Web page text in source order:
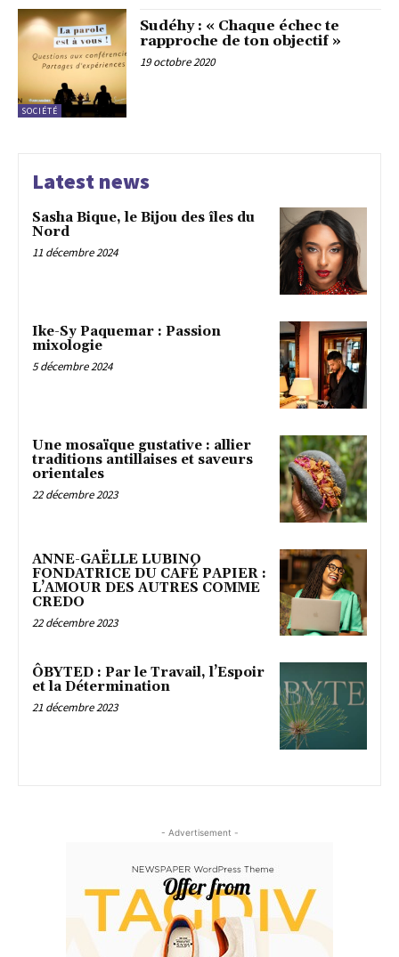
SOCIÉTÉ
Sudéhy : « Chaque échec te
rapproche de ton objectif »
19 octobre 2020
Latest news
Sasha Bique, le Bijou des îles du
Nord
11 décembre 2024
Ike-Sy Paquemar : Passion
mixologie
5 décembre 2024
Une mosaïque gustative : allier
traditions antillaises et saveurs
orientales
22 décembre 2023
ANNE-GAËLLE LUBINO
FONDATRICE DU CAFÉ PAPIER :
L’AMOUR DES AUTRES COMME
CREDO
22 décembre 2023
ÔBYTED : Par le Travail, l’Espoir
et la Détermination
21 décembre 2023
- Advertisement -